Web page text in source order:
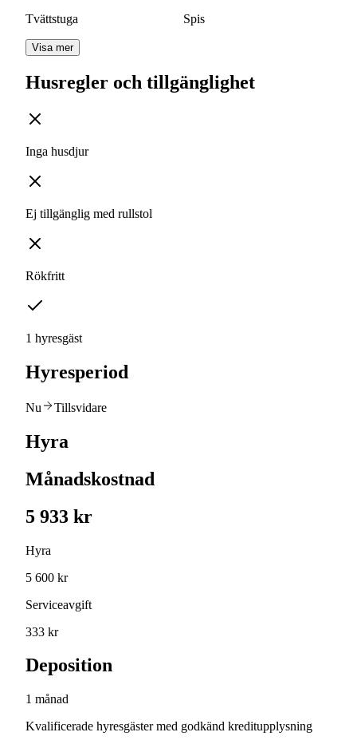
Tvättstuga Spis
Visa mer
Husregler och tillgänglighet
Inga husdjur
Ej tillgänglig med rullstol
Rökfritt
1 hyresgäst
Hyresperiod
Nu Tillsvidare
Hyra
Månadskostnad
5 933 kr
Hyra
5 600 kr
Serviceavgift
333 kr
Deposition
1 månad
Kvalificerade hyresgäster med godkänd kreditupplysning